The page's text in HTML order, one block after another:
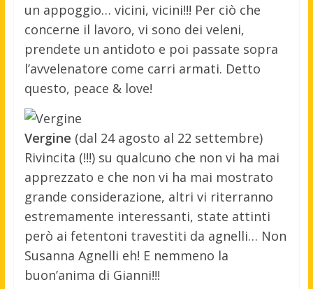
un appoggio… vicini, vicini!!! Per ciò che
concerne il lavoro, vi sono dei veleni,
prendete un antidoto e poi passate sopra
l’avvelenatore come carri armati. Detto
questo, peace & love!
Vergine (dal 24 agosto al 22 settembre)
Rivincita (!!!) su qualcuno che non vi ha mai
apprezzato e che non vi ha mai mostrato
grande considerazione, altri vi riterranno
estremamente interessanti, state attinti
però ai fetentoni travestiti da agnelli… Non
Susanna Agnelli eh! E nemmeno la
buon’anima di Gianni!!!